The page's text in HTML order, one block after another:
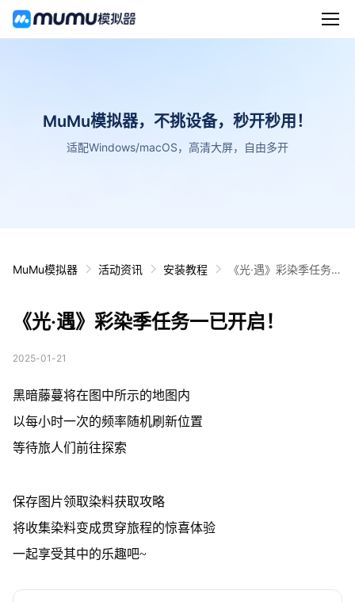
MuMu模拟器，不挑设备，秒开秒用！
适配Windows/macOS，高清大屏，自由多开
MuMu模拟器 活动资讯 安装教程
《光·遇》彩染季任务一
《光·遇》彩染季任务一已开启！
2025-01-21
黑暗藤蔓将在图中所示的地图内
以每小时一次的频率随机刷新位置
等待旅人们前往探索
保存图片领取染料获取攻略
将收集染料变成贯穿旅程的惊喜体验
一起享受其中的乐趣吧~